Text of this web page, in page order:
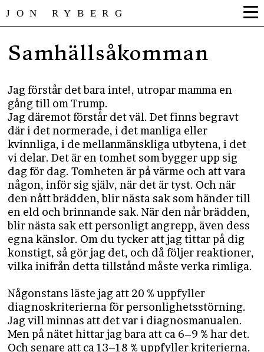
JON RYBERG
Samhällsåkomman
Jag förstår det bara inte!, utropar mamma en
gång till om Trump.
Jag däremot förstår det väl. Det finns begravt
där i det normerade, i det manliga eller
kvinnliga, ​​​​​​​i de mellanmänskliga utbytena, i det
vi delar. Det är en tomhet som bygger upp sig
dag för dag. Tomheten är på värme och att vara
någon, inför sig själv, när det är tyst. Och när
den nått brädden, blir nästa sak som händer till
en eld och brinnande sak. När den når brädden,
blir nästa sak ett personligt angrepp, även dess
egna känslor. Om du tycker att jag tittar på dig
konstigt, så gör jag det, och då följer reaktioner,
vilka inifrån detta tillstånd måste verka rimliga.
Någonstans läste jag att 20 % uppfyller
diagnoskriterierna för personlighetsstörning.
Jag vill minnas att det var i diagnosmanualen.
Men på nätet hittar jag bara att ca 6–9 % har det.
Och senare att ca 13–18 % uppfyller kriterierna.